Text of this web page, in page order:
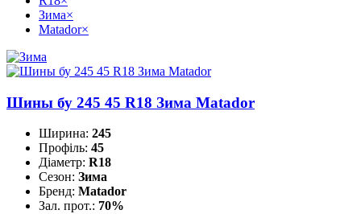
Зима×
Matador×
Шины бу 245 45 R18 Зима Matador
Ширина: 245
Профіль: 45
Діаметр: R18
Сезон: Зима
Бренд: Matador
Зал. прот.: 70%